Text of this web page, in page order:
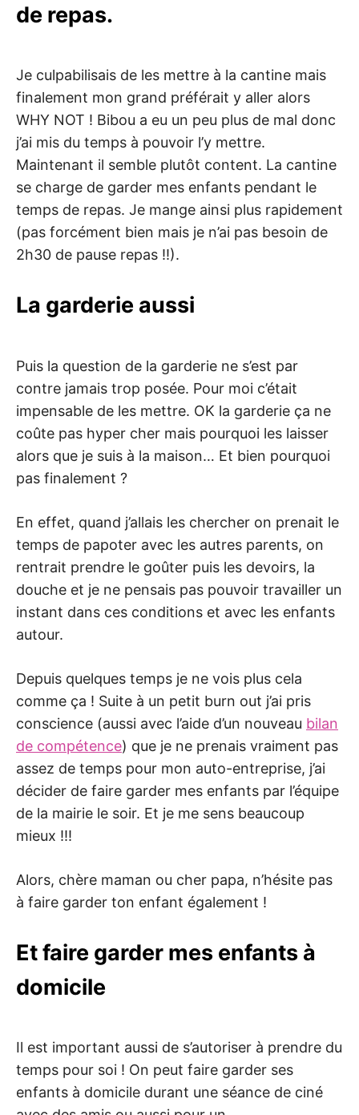
de repas.
Je culpabilisais de les mettre à la cantine mais
finalement mon grand préférait y aller alors
WHY NOT ! Bibou a eu un peu plus de mal donc
j’ai mis du temps à pouvoir l’y mettre.
Maintenant il semble plutôt content. La cantine
se charge de garder mes enfants pendant le
temps de repas. Je mange ainsi plus rapidement
(pas forcément bien mais je n’ai pas besoin de
2h30 de pause repas !!).
La garderie aussi
Puis la question de la garderie ne s’est par
contre jamais trop posée. Pour moi c’était
impensable de les mettre. OK la garderie ça ne
coûte pas hyper cher mais pourquoi les laisser
alors que je suis à la maison… Et bien pourquoi
pas finalement ?
En effet, quand j’allais les chercher on prenait le
temps de papoter avec les autres parents, on
rentrait prendre le goûter puis les devoirs, la
douche et je ne pensais pas pouvoir travailler un
instant dans ces conditions et avec les enfants
autour.
Depuis quelques temps je ne vois plus cela
comme ça ! Suite à un petit burn out j’ai pris
conscience (aussi avec l’aide d’un nouveau bilan
de compétence) que je ne prenais vraiment pas
assez de temps pour mon auto-entreprise, j’ai
décider de faire garder mes enfants par l’équipe
de la mairie le soir. Et je me sens beaucoup
mieux !!!
Alors, chère maman ou cher papa, n’hésite pas
à faire garder ton enfant également !
Et faire garder mes enfants à
domicile
Il est important aussi de s’autoriser à prendre du
temps pour soi ! On peut faire garder ses
enfants à domicile durant une séance de ciné